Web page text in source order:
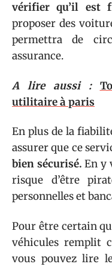
vérifier qu’il est
proposer des
permettra de
assurance.
A lire aussi :
utilitaire à paris
En plus de la
assurer que ce
bien sécurisé. En y
risque d’être
personnelles et
Pour être certain
véhicules remplit
vous pouvez lire